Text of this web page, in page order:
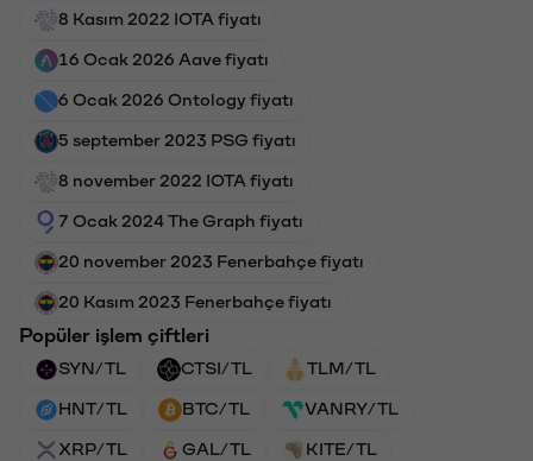
8 Kasım 2022 IOTA fiyatı
16 Ocak 2026 Aave fiyatı
6 Ocak 2026 Ontology fiyatı
5 september 2023 PSG fiyatı
8 november 2022 IOTA fiyatı
7 Ocak 2024 The Graph fiyatı
20 november 2023 Fenerbahçe fiyatı
20 Kasım 2023 Fenerbahçe fiyatı
Popüler işlem çiftleri
SYN/TL CTSI/TL TLM/TL
HNT/TL BTC/TL VANRY/TL
XRP/TL GAL/TL KITE/TL